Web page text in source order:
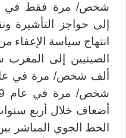
إلى حواجز التأشيرة
انتهاج سياسة الإعفاء
الصينيين إلى
الخط الجوي المباشر